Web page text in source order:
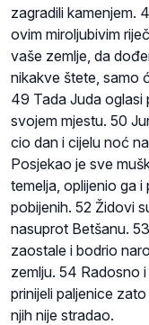
zagradili kamenjem.
ovim miroljubivim
vaše zemlje, da
nikakve štete, samo
49 Tada Juda
svojem mjestu. 50
cio dan i cijelu noć
Posjekao je sve
temelja, oplijenio ga
pobijenih. 52 Židovi
nasuprot Betšanu.
zaostale i bodrio
zemlju. 54 Radosno i
prinijeli paljenice
njih nije stradao.